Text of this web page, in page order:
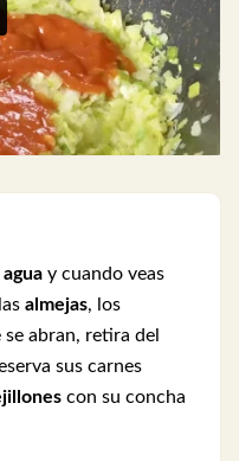
agua y cuando veas
almejas, los
abran, retira del
sus carnes
con su concha